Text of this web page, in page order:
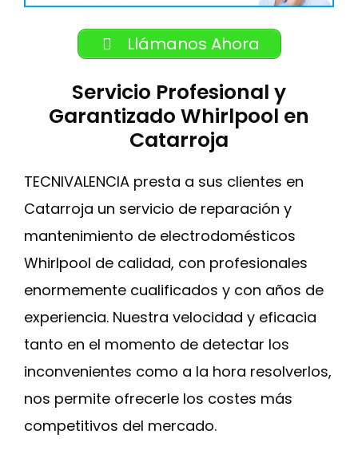
Llámanos Ahora
Servicio Profesional y
Garantizado Whirlpool en
Catarroja
TECNIVALENCIA presta a sus clientes en
Catarroja un servicio de reparación y
mantenimiento de electrodomésticos
Whirlpool de calidad, con profesionales
enormemente cualificados y con años de
experiencia. Nuestra velocidad y eficacia
tanto en el momento de detectar los
inconvenientes como a la hora resolverlos,
nos permite ofrecerle los costes más
competitivos del mercado.